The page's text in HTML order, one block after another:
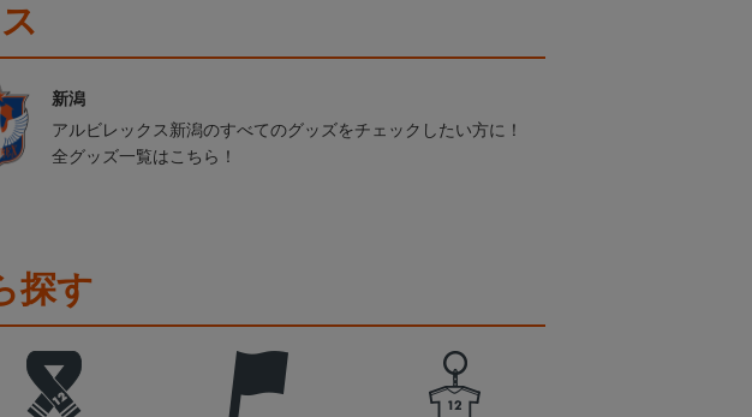
新潟
アルビレックス新潟のすべてのグッズをチェックしたい方に！
全グッズ一覧はこちら！
探す